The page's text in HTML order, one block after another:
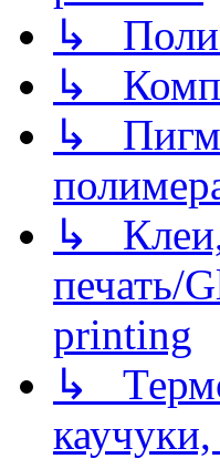
↳
↳
↳
↳ Клеи,
печать/
printing
↳